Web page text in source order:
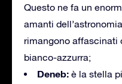
Questo ne fa un
amanti
rimangono affascinati
bianco-azzurra;
Deneb: è la stella